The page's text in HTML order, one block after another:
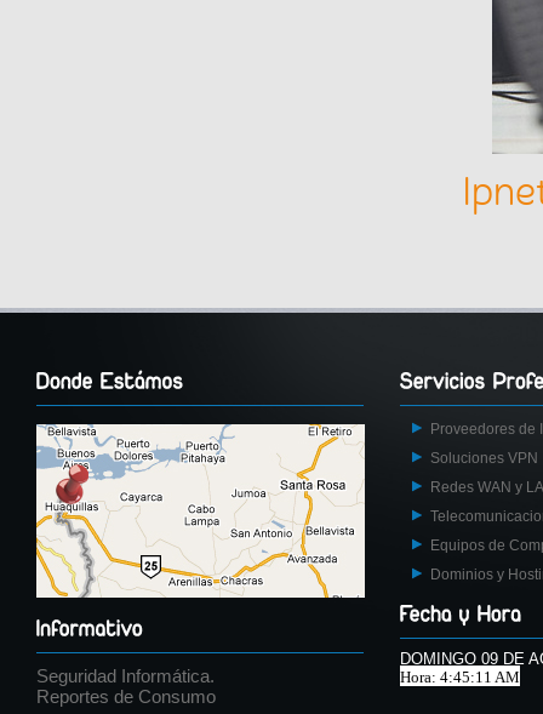
Seguridad Informática.
Reportes de Consumo
Proveedores de
Soluciones VPN
Redes WAN y
Equipos de
Dominios y
DOMINGO 09 DE
Hora: 4:45:11 AM